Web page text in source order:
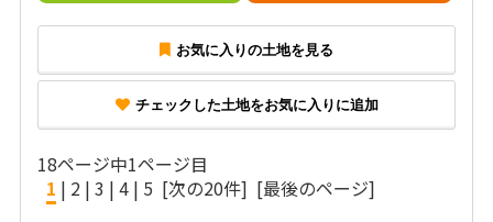
お気に入りの土地を見る
チェックした土地をお気に入りに追加
18ページ中1ページ目
1 | 2| 3 | 4| 5 [次の20件] [最後のページ]